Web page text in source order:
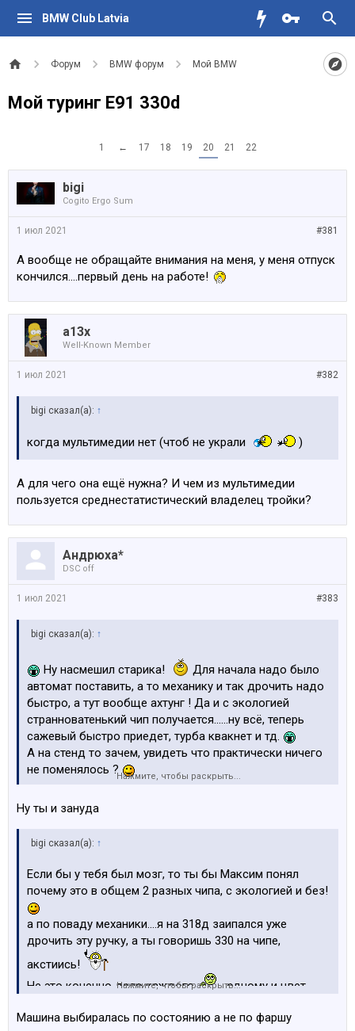
BMW Club Latvia
Форум BMW форум Мой BMW
Мой туринг E91 330d
1 ← 17 18 19 20 21 22
bigi
Cogito Ergo Sum
#381
1 июл 2021
А вообще не обращайте внимания на меня, у меня отпуск
кончился....первый день на работе!
a13x
Well-Known Member
#382
1 июл 2021
bigi сказал(а): ↑
когда мультимедии нет (чтоб не украли )
А для чего она ещё нужна? И чем из мультимедии
пользуется среднестатистический владелец тройки?
Андрюха*
DSC off
#383
1 июл 2021
bigi сказал(а): ↑
Ну насмешил старика!
Для начала надо было
автомат поставить, а то механику и так дрочить надо
быстро, а тут вообще ахтунг ! Да и с экологией
странноватенький чип получается......ну всё, теперь
сажевый быстро приедет, турба квакнет и тд.
А на стенд то зачем, увидеть что практически ничего
не поменялось ?Нажмите, чтобы раскрыть...
Ну ты и зануда
bigi сказал(а): ↑
Если бы у тебя был мозг, то ты бы Максим понял
почему это в общем 2 разных чипа, с экологией и без!
а по поваду механики....я на 318д заипался уже
дрочить эту ручку, а ты говоришь 330 на чипе,
акстиись!
Не это конечно дело каждого
....одному и цвет
нет (чтоб не украли
), а другому наоборот!
Нажмите, чтобы раскрыть...
Машина выбиралась по состоянию а не по фаршу